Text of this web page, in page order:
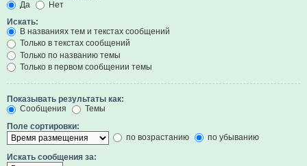
Да
Нет
Искать:
В названиях тем и текстах сообщений
Только в текстах сообщений
Только по названию темы
Только в первом сообщении темы
Показывать результаты как:
Сообщения
Темы
Поле сортировки:
по возрастанию
по убыванию
Искать сообщения за: